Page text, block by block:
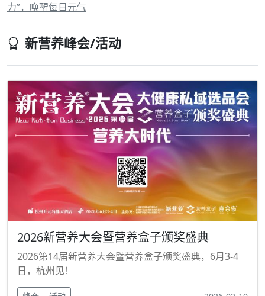
力”，唤醒每日元气
新营养峰会/活动
2026新营养大会暨营养盒子颁奖盛典
2026第14届新营养大会暨营养盒子颁奖盛典，6月3-4
日，杭州见！